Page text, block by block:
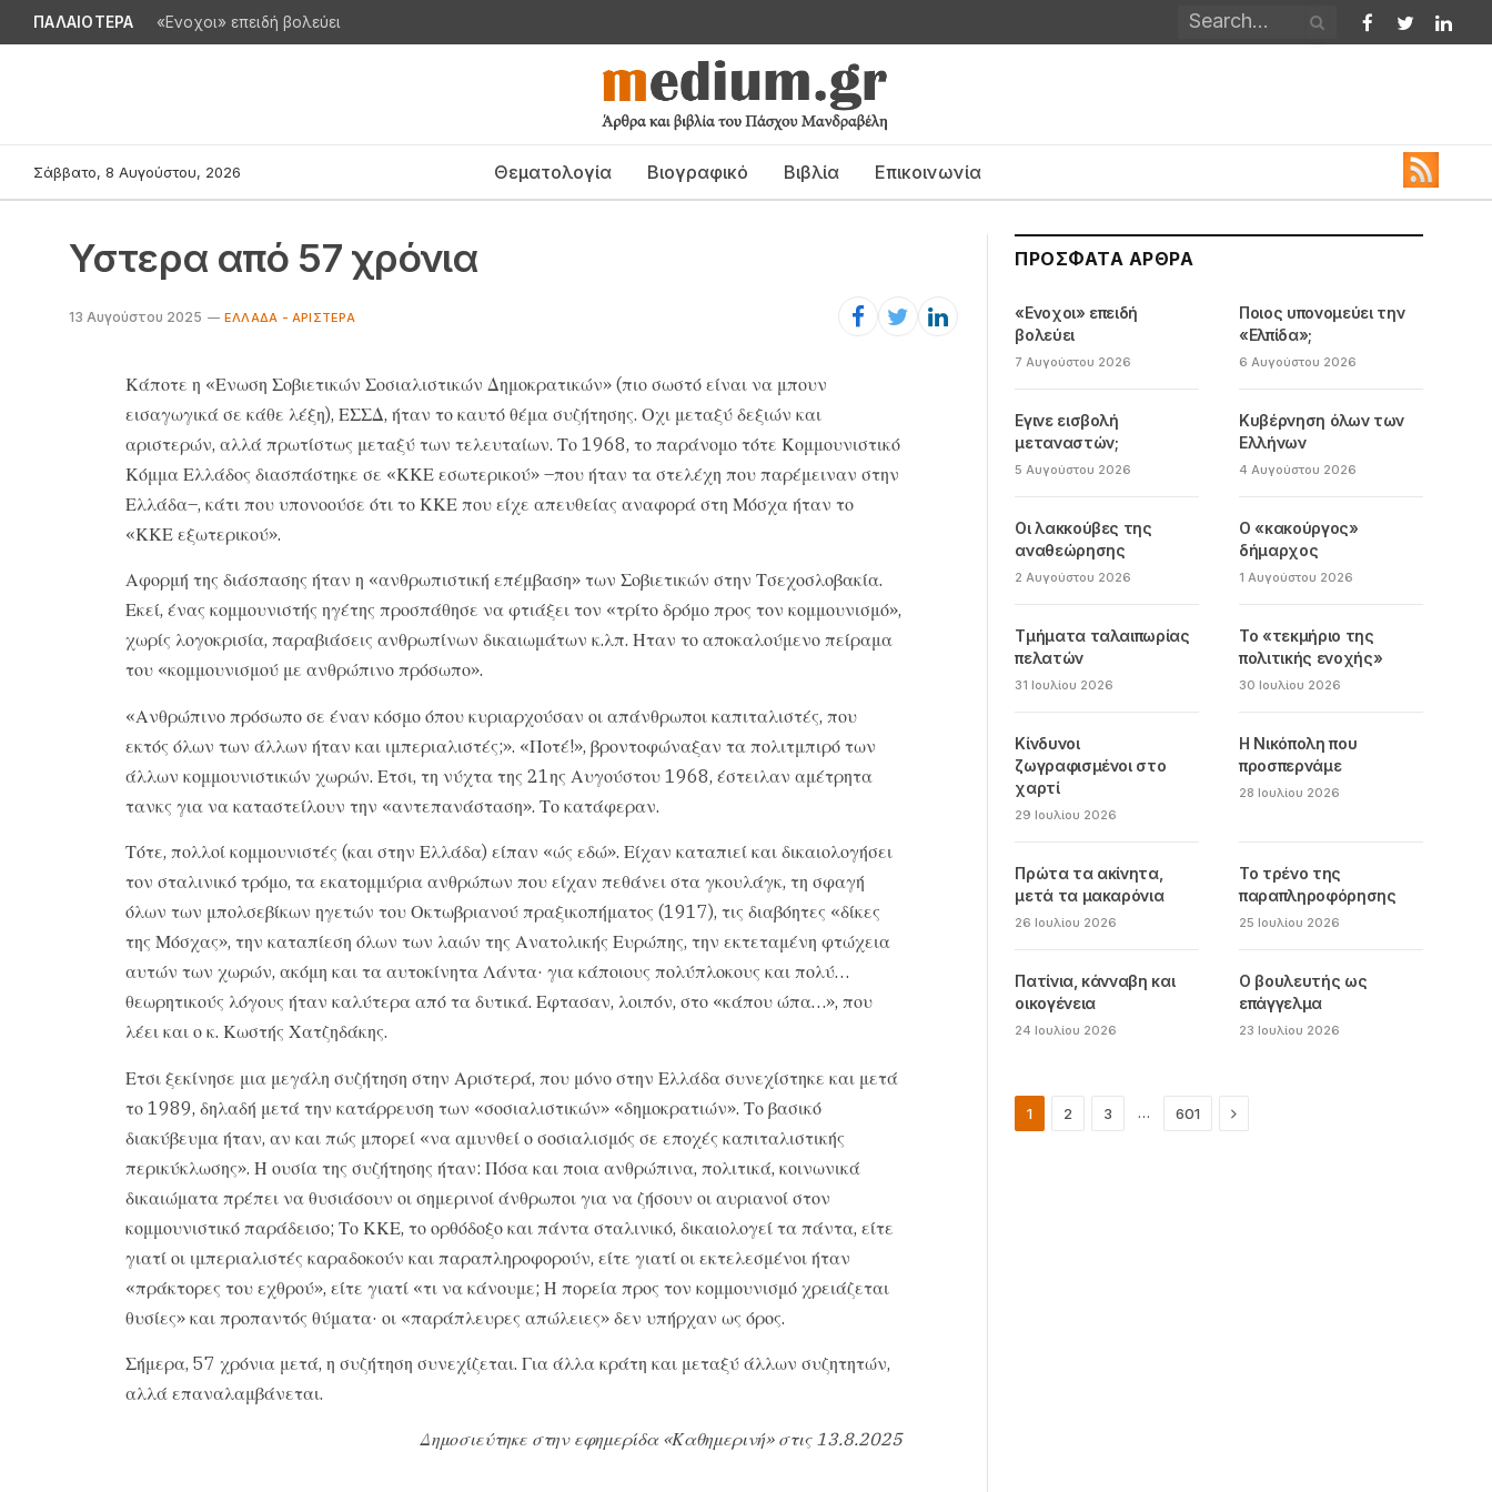
ΠΑΛΑΙΟΤΕΡΑ «Ενοχοι» επειδή βολεύει
Facebook
Twitter
Σάββατο, 8 Αυγούστου, 2026 Θεματολογία Βιογραφικό Βιβλία Επικοινωνία
Υστερα από 57 χρόνια
13 Αυγούστου 2025 ΕΛΛΆΔΑ - ΑΡΙΣΤΕΡΆ
Κάποτε η «Ενωση Σοβιετικών Σοσιαλιστικών Δημοκρατικών» (πιο σωστό είναι να μπουν
εισαγωγικά σε κάθε λέξη), ΕΣΣΔ, ήταν το καυτό θέμα συζήτησης. Οχι μεταξύ δεξιών και
αριστερών, αλλά πρωτίστως μεταξύ των τελευταίων. Το 1968, το παράνομο τότε Κομμουνιστικό
Κόμμα Ελλάδος διασπάστηκε σε «ΚΚΕ εσωτερικού» –που ήταν τα στελέχη που παρέμειναν στην
Ελλάδα–, κάτι που υπονοούσε ότι το ΚΚΕ που είχε απευθείας αναφορά στη Μόσχα ήταν το
«ΚΚΕ εξωτερικού».
Αφορμή της διάσπασης ήταν η «ανθρωπιστική επέμβαση» των Σοβιετικών στην Τσεχοσλοβακία.
Εκεί, ένας κομμουνιστής ηγέτης προσπάθησε να φτιάξει τον «τρίτο δρόμο προς τον κομμουνισμό»,
χωρίς λογοκρισία, παραβιάσεις ανθρωπίνων δικαιωμάτων κ.λπ. Ηταν το αποκαλούμενο πείραμα
του «κομμουνισμού με ανθρώπινο πρόσωπο».
«Ανθρώπινο πρόσωπο σε έναν κόσμο όπου κυριαρχούσαν οι απάνθρωποι καπιταλιστές, που
εκτός όλων των άλλων ήταν και ιμπεριαλιστές;». «Ποτέ!», βροντοφώναξαν τα πολιτμπιρό των
άλλων κομμουνιστικών χωρών. Ετσι, τη νύχτα της 21ης Αυγούστου 1968, έστειλαν αμέτρητα
τανκς για να καταστείλουν την «αντεπανάσταση». Το κατάφεραν.
Τότε, πολλοί κομμουνιστές (και στην Ελλάδα) είπαν «ώς εδώ». Είχαν καταπιεί και δικαιολογήσει
τον σταλινικό τρόμο, τα εκατομμύρια ανθρώπων που είχαν πεθάνει στα γκουλάγκ, τη σφαγή
όλων των μπολσεβίκων ηγετών του Οκτωβριανού πραξικοπήματος (1917), τις διαβόητες «δίκες
της Μόσχας», την καταπίεση όλων των λαών της Ανατολικής Ευρώπης, την εκτεταμένη φτώχεια
αυτών των χωρών, ακόμη και τα αυτοκίνητα Λάντα· για κάποιους πολύπλοκους και πολύ…
θεωρητικούς λόγους ήταν καλύτερα από τα δυτικά. Εφτασαν, λοιπόν, στο «κάπου ώπα…», που
λέει και ο κ. Κωστής Χατζηδάκης.
Ετσι ξεκίνησε μια μεγάλη συζήτηση στην Αριστερά, που μόνο στην Ελλάδα συνεχίστηκε και μετά
το 1989, δηλαδή μετά την κατάρρευση των «σοσιαλιστικών» «δημοκρατιών». Το βασικό
διακύβευμα ήταν, αν και πώς μπορεί «να αμυνθεί ο σοσιαλισμός σε εποχές καπιταλιστικής
περικύκλωσης». Η ουσία της συζήτησης ήταν: Πόσα και ποια ανθρώπινα, πολιτικά, κοινωνικά
δικαιώματα πρέπει να θυσιάσουν οι σημερινοί άνθρωποι για να ζήσουν οι αυριανοί στον
κομμουνιστικό παράδεισο; Το ΚΚΕ, το ορθόδοξο και πάντα σταλινικό, δικαιολογεί τα πάντα, είτε
γιατί οι ιμπεριαλιστές καραδοκούν και παραπληροφορούν, είτε γιατί οι εκτελεσμένοι ήταν
«πράκτορες του εχθρού», είτε γιατί «τι να κάνουμε; Η πορεία προς τον κομμουνισμό χρειάζεται
θυσίες» και προπαντός θύματα· οι «παράπλευρες απώλειες» δεν υπήρχαν ως όρος.
Σήμερα, 57 χρόνια μετά, η συζήτηση συνεχίζεται. Για άλλα κράτη και μεταξύ άλλων συζητητών,
αλλά επαναλαμβάνεται.
Δημοσιεύτηκε στην εφημερίδα «Καθημερινή» στις 13.8.2025
ΠΡΌΣΦΑΤΑ ΆΡΘΡΑ
«Ενοχοι» επειδή
βολεύει
7 Αυγούστου 2026
Ποιος υπονομεύει την
«Ελπίδα»;
6 Αυγούστου 2026
Εγινε εισβολή
μεταναστών;
5 Αυγούστου 2026
Κυβέρνηση όλων των
Ελλήνων
4 Αυγούστου 2026
Οι λακκούβες της
αναθεώρησης
2 Αυγούστου 2026
Ο «κακούργος»
δήμαρχος
1 Αυγούστου 2026
Τμήματα ταλαιπωρίας
πελατών
31 Ιουλίου 2026
Το «τεκμήριο της
πολιτικής ενοχής»
30 Ιουλίου 2026
Κίνδυνοι
ζωγραφισμένοι στο
χαρτί
29 Ιουλίου 2026
Η Νικόπολη που
προσπερνάμε
28 Ιουλίου 2026
Πρώτα τα ακίνητα,
μετά τα μακαρόνια
26 Ιουλίου 2026
Το τρένο της
παραπληροφόρησης
25 Ιουλίου 2026
Πατίνια, κάνναβη και
οικογένεια
24 Ιουλίου 2026
Ο βουλευτής ως
επάγγελμα
23 Ιουλίου 2026
1 2 3 … 601 Next